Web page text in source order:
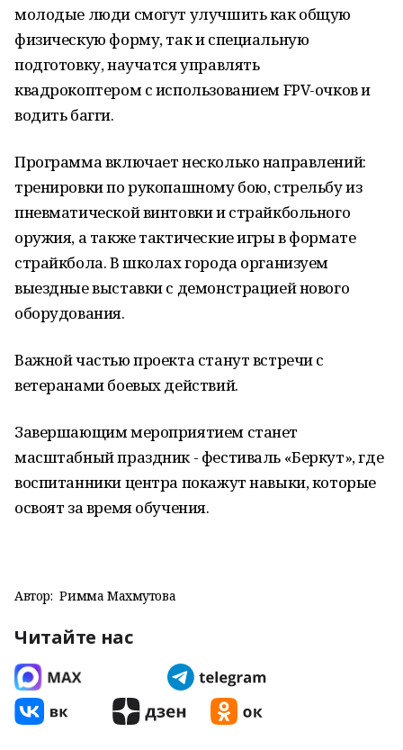
молодые люди смогут улучшить как общую
физическую форму, так и специальную
подготовку, научатся управлять
квадрокоптером с использованием FPV-очков и
водить багги.
Программа включает несколько направлений:
тренировки по рукопашному бою, стрельбу из
пневматической винтовки и страйкбольного
оружия, а также тактические игры в формате
страйкбола. В школах города организуем
выездные выставки с демонстрацией нового
оборудования.
Важной частью проекта станут встречи с
ветеранами боевых действий.
Завершающим мероприятием станет
масштабный праздник - фестиваль «Беркут», где
воспитанники центра покажут навыки, которые
освоят за время обучения.
Автор: Римма Махмутова
Читайте нас